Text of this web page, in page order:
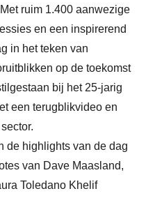
ruim 1.400 aanwezige
en een inspirerend
in het teken van
op de toekomst
bij het 25-jarig
een terugblikvideo en
de highlights van de dag
van Dave Maasland,
Toledano Khelif